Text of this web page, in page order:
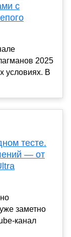
с
2025
условиях. В
тесте.
— от
заметно
канал